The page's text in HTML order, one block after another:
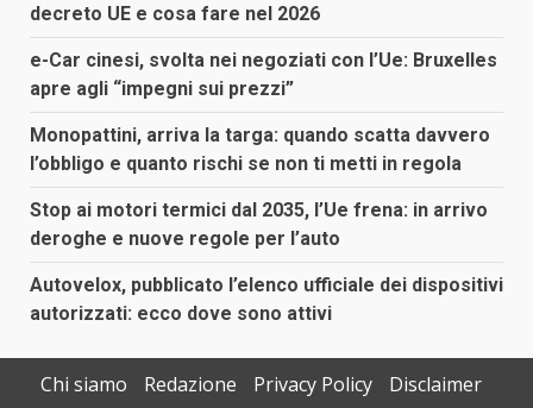
decreto UE e cosa fare nel 2026
e-Car cinesi, svolta nei negoziati con l’Ue: Bruxelles
apre agli “impegni sui prezzi”
Monopattini, arriva la targa: quando scatta davvero
l’obbligo e quanto rischi se non ti metti in regola
Stop ai motori termici dal 2035, l’Ue frena: in arrivo
deroghe e nuove regole per l’auto
Autovelox, pubblicato l’elenco ufficiale dei dispositivi
autorizzati: ecco dove sono attivi
Chi siamo Redazione Privacy Policy Disclaimer